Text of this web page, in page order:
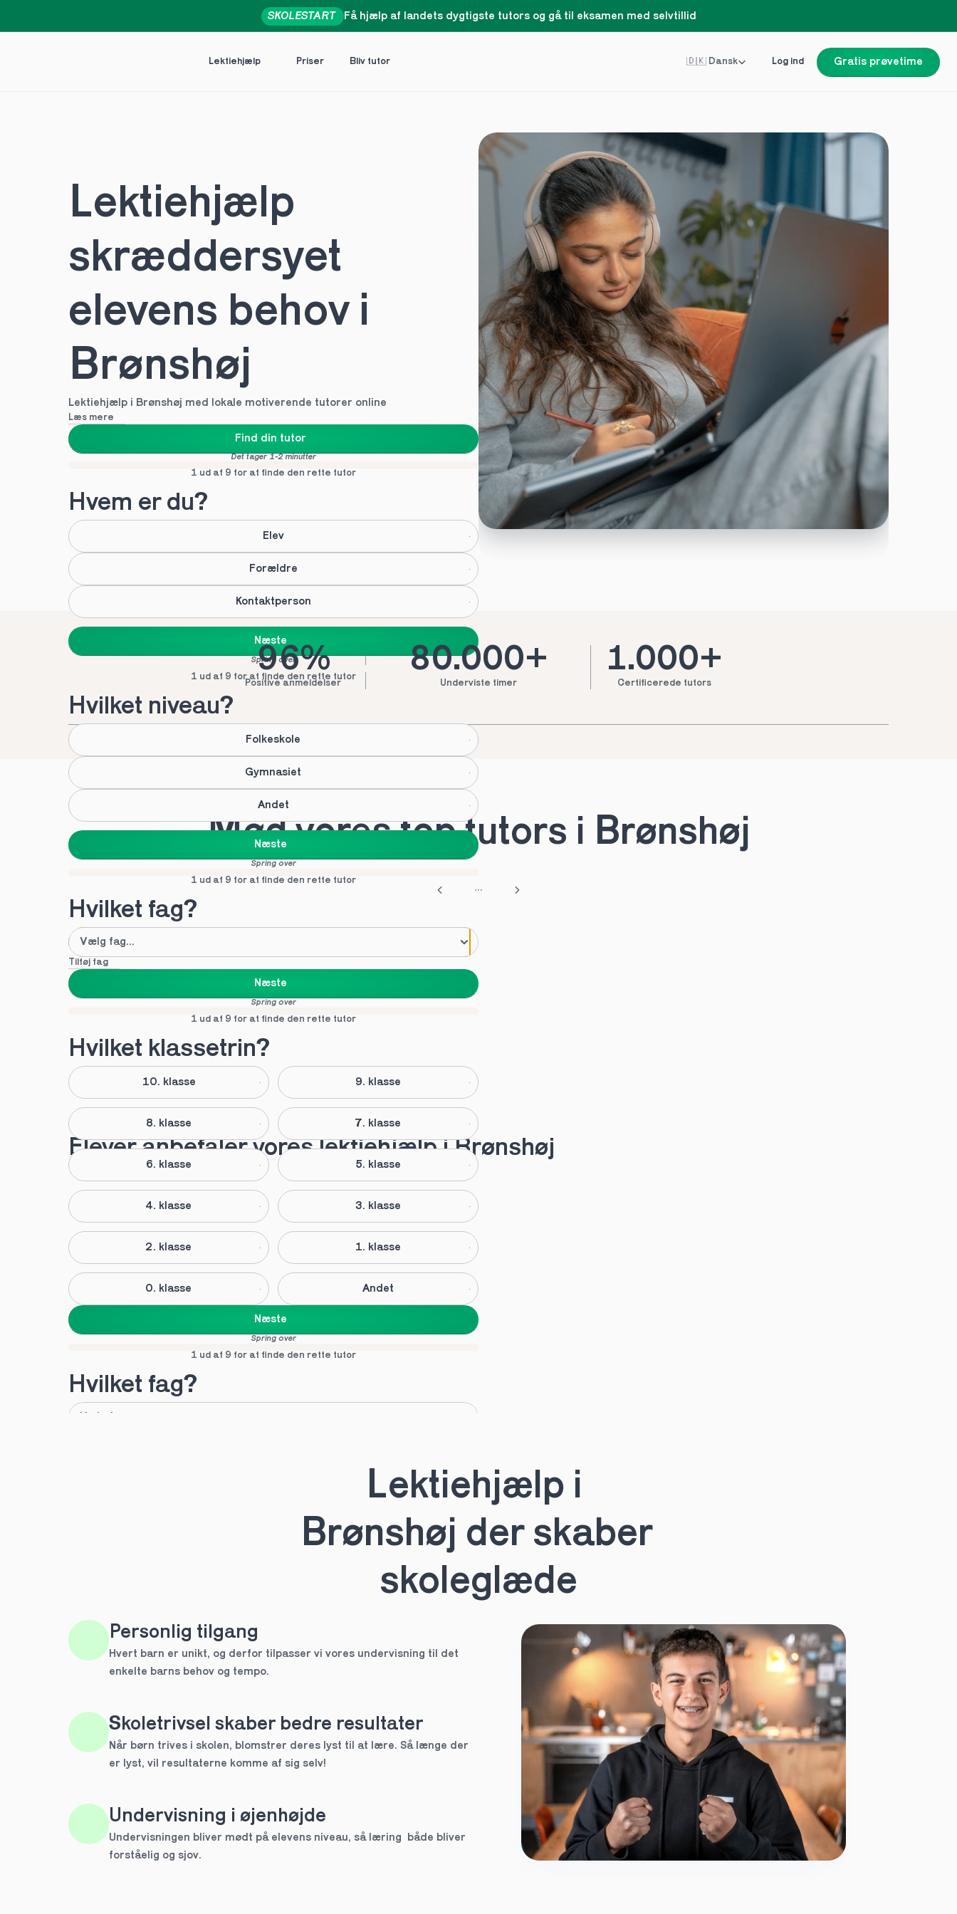
Priser
Lektiehjælp Bliv tutor Log ind Gratis prøvetime
🇩🇰 Dansk
Få hjælp af landets dygtigste tutors og gå til eksamen med selvtillid
SKOLESTART
Lektiehjælp
skræddersyet
elevens behov i
Brønshøj
Lektiehjælp i Brønshøj med lokale motiverende tutorer online
Læs mere
Find din tutor
Det tager 1-2 minutter
1 ud af 9 for at finde den rette tutor
Hvem er du?
Elev
Forældre
Kontaktperson
Næste
Spring over
1 ud af 9 for at finde den rette tutor
Hvilket niveau?
Folkeskole
Gymnasiet
Andet
Næste
Spring over
1 ud af 9 for at finde den rette tutor
Hvilket fag?
Tilføj fag
Næste
Spring over
1 ud af 9 for at finde den rette tutor
Hvilket klassetrin?
10. klasse 9. klasse
8. klasse 7. klasse
6. klasse 5. klasse
4. klasse 3. klasse
2. klasse 1. klasse
0. klasse Andet
Næste
Spring over
1 ud af 9 for at finde den rette tutor
Hvilket fag?
1 ud af 9 for at finde den rette tutor
HHX
HTX
IB EUX
Næste
Spring over
1 ud af 9 for at finde den rette tutor
Hvilken årgang?
1.g 3.g
96%
Positive anmeldelser
80.000+
Underviste timer
1.000+
Certificerede tutors
Mød vores top tutors i Brønshøj
Elever anbefaler vores lektiehjælp i Brønshøj
Lektiehjælp i
Brønshøj der skaber
skoleglæde
Personlig tilgang
Hvert barn er unikt, og derfor tilpasser vi vores undervisning til det
enkelte barns behov og tempo.
Skoletrivsel skaber bedre resultater
Når børn trives i skolen, blomstrer deres lyst til at lære. Så længe der
er lyst, vil resultaterne komme af sig selv!
Undervisning i øjenhøjde
Undervisningen bliver mødt på elevens niveau, så læring  både bliver
forståelig og sjov.